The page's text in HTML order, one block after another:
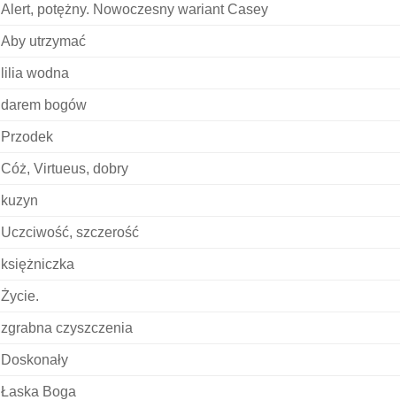
Alert, potężny. Nowoczesny wariant Casey
Aby utrzymać
lilia wodna
darem bogów
Przodek
Cóż, Virtueus, dobry
kuzyn
Uczciwość, szczerość
księżniczka
Życie.
zgrabna czyszczenia
Doskonały
Łaska Boga